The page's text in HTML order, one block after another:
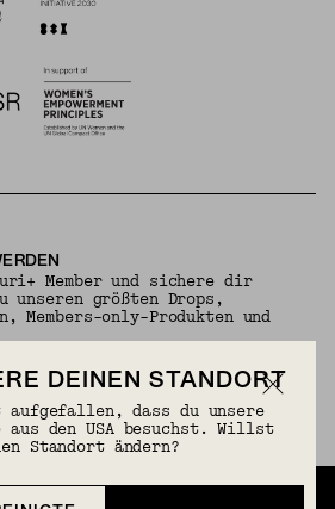
Member und sichere dir
unseren größten Drops,
Members-only-Produkten und
ANMELDEN
DEINEN STANDORT
aufgefallen, dass du unsere
aus den USA besuchst. Willst
Standort ändern?